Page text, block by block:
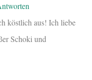
köstlich aus! Ich liebe
Schoki und